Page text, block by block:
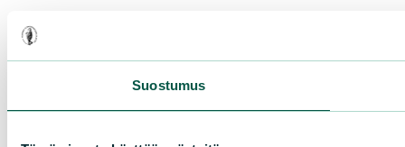
Suostumus